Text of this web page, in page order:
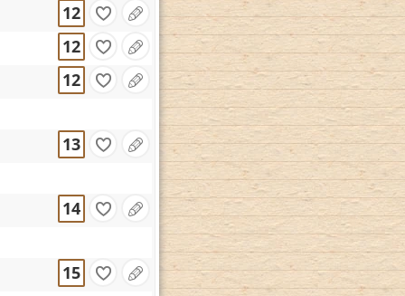
12
12
12
13
14
15